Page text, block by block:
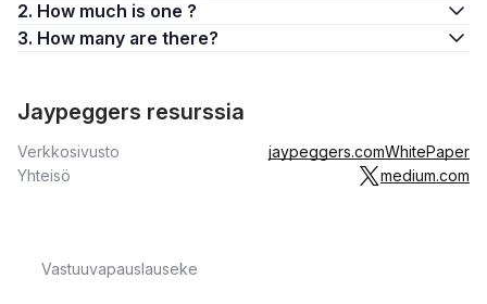
2. How much is one ?
3. How many are there?
Jaypeggers resurssia
Verkkosivusto jaypeggers.comWhitePaper
Yhteisö
medium.com
Vastuuvapauslauseke